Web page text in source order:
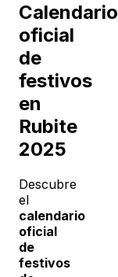
Calendario
oficial
de
festivos
en
Rubite
2025
Descubre
el
calendario
oficial
de
festivos